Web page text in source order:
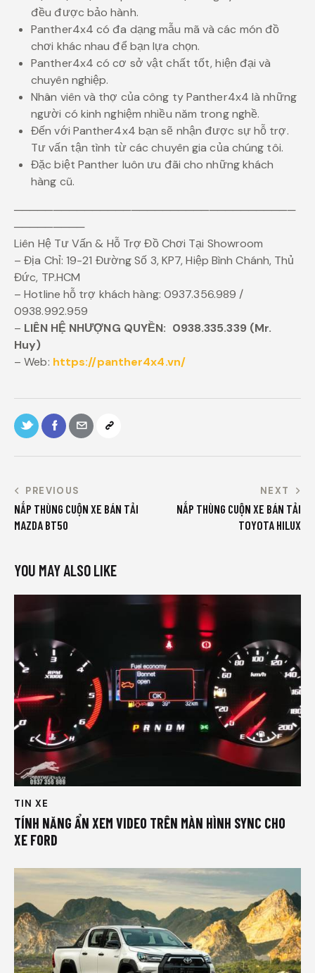
đều được bảo hành.
Panther4x4 có đa dạng mẫu mã và các món đồ
chơi khác nhau để bạn lựa chọn.
Panther4x4 có cơ sở vật chất tốt, hiện đại và
chuyên nghiệp.
Nhân viên và thợ của công ty Panther4x4 là những
người có kinh nghiệm nhiều năm trong nghề.
Đến với Panther4x4 bạn sẽ nhận được sự hỗ trợ.
Tư vấn tận tình từ các chuyên gia của chúng tôi.
Đặc biệt Panther luôn ưu đãi cho những khách
hàng cũ.
────────────────────────────────────
─────────
Liên Hệ Tư Vấn & Hỗ Trợ Đồ Chơi Tại Showroom
– Địa Chỉ: 19-21 Đường Số 3, KP7, Hiệp Bình Chánh, Thủ
Đức, TP.HCM
– Hotline hỗ trợ khách hàng: 0937.356.989 /
0938.992.959
– LIÊN HỆ NHƯỢNG QUYỀN: 0938.335.339 (Mr.
Huy)
– Web: https://panther4x4.vn/
PREVIOUS
NẮP THÙNG CUỘN XE BÁN TẢI
MAZDA BT50
NEXT
NẮP THÙNG CUỘN XE BÁN TẢI
TOYOTA HILUX
YOU MAY ALSO LIKE
TIN XE
TÍNH NĂNG ẨN XEM VIDEO TRÊN MÀN HÌNH SYNC CHO
XE FORD